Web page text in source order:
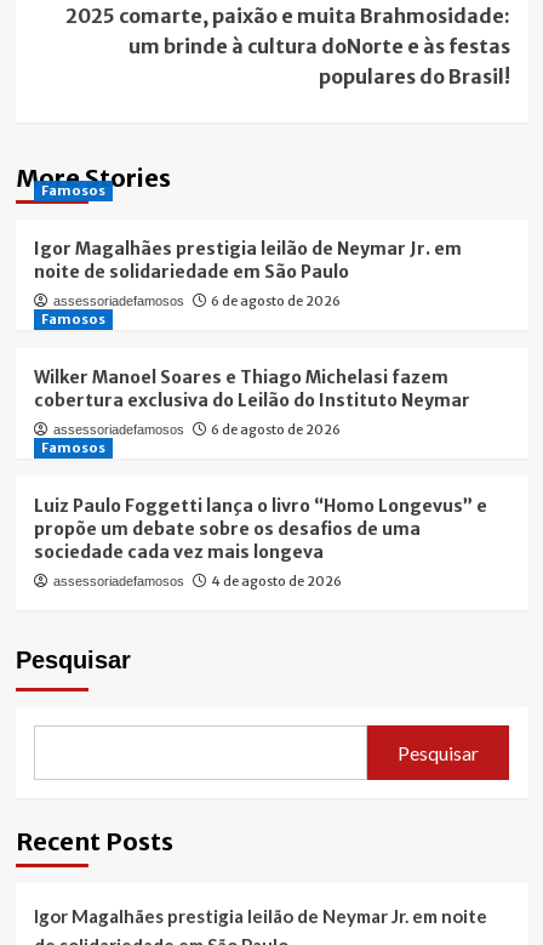
2025 comarte, paixão e muita Brahmosidade:
um brinde à cultura doNorte e às festas
populares do Brasil!
More Stories
Famosos
Igor Magalhães prestigia leilão de Neymar Jr. em
noite de solidariedade em São Paulo
assessoriadefamosos
6 de agosto de 2026
Famosos
Wilker Manoel Soares e Thiago Michelasi fazem
cobertura exclusiva do Leilão do Instituto Neymar
assessoriadefamosos
6 de agosto de 2026
Famosos
Luiz Paulo Foggetti lança o livro “Homo Longevus” e
propõe um debate sobre os desafios de uma
sociedade cada vez mais longeva
assessoriadefamosos 4 de agosto de 2026
Pesquisar
Pesquisar
Recent Posts
Igor Magalhães prestigia leilão de Neymar Jr. em noite